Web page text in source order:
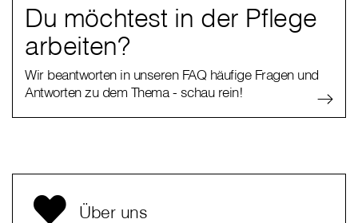
Du möchtest in der Pflege
arbeiten?
Wir beantworten in unseren FAQ häufige Fragen und
Antworten zu dem Thema - schau rein!
Über uns